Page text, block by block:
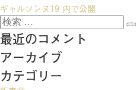
投
稿
ナ
ビ
ゲ
ギャルソンヌ19 内で公開
検
索:
検
最近のコメント
アーカイブ
カテゴリー